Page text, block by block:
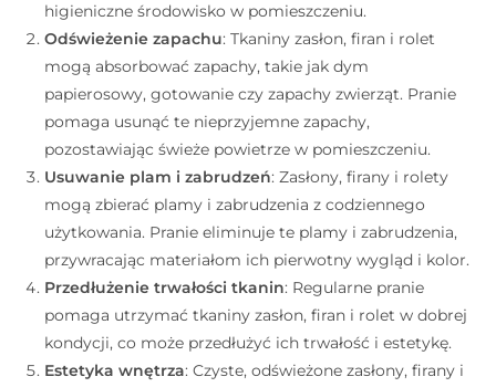
higieniczne środowisko w pomieszczeniu.
Odświeżenie zapachu: Tkaniny zasłon, firan i rolet
mogą absorbować zapachy, takie jak dym
papierosowy, gotowanie czy zapachy zwierząt. Pranie
pomaga usunąć te nieprzyjemne zapachy,
pozostawiając świeże powietrze w pomieszczeniu.
Usuwanie plam i zabrudzeń: Zasłony, firany i rolety
mogą zbierać plamy i zabrudzenia z codziennego
użytkowania. Pranie eliminuje te plamy i zabrudzenia,
przywracając materiałom ich pierwotny wygląd i kolor.
Przedłużenie trwałości tkanin: Regularne pranie
pomaga utrzymać tkaniny zasłon, firan i rolet w dobrej
kondycji, co może przedłużyć ich trwałość i estetykę.
Estetyka wnętrza: Czyste, odświeżone zasłony, firany i